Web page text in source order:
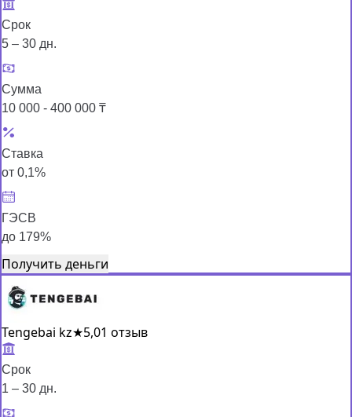
Срок
5 – 30 дн.
Сумма
10 000 - 400 000 ₸
Ставка
от 0,1%
ГЭСВ
до 179%
Получить деньги
Tengebai kz★5,01 отзыв
Срок
1 – 30 дн.